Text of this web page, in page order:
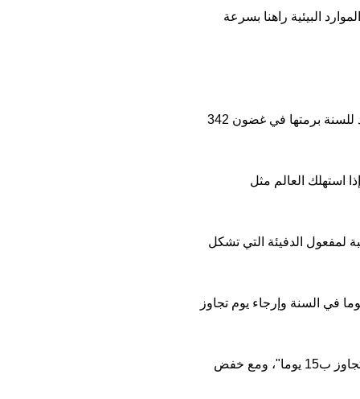
البيئية راهنا بسرعة
وأنماط الاستهلاك متفاوتة جدا من بلد إلى آخر، فحسب الصندوق، ستستهلك إندونيسيا كل الموارد للسنة برمتها في غضون 342
موارد خمسة كواكب إذا استهلك العالم مثل
الغازات المسببة لمفعول الدفيئة التي تشكل
"من خلال خفض انبعاثات ثاني أكسيد الكربون بنسبة 50 في المئة يمكننا أن نكسب 93 يوما في السنة وإرجاء يوم تجاوز
وتابع الصندوق "من خلال خفض استهلاك البروتينات الحيوانية إلى النصف يمكننا أن نؤخر وقت التجاوز ب15 يوما"، ومع خفض